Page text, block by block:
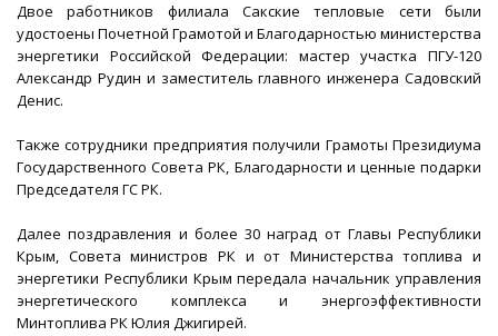
Двое работников филиала Сакские тепловые сети были
удостоены Почетной Грамотой и Благодарностью министерства
энергетики Российской Федерации: мастер участка ПГУ-120
Александр Рудин и заместитель главного инженера Садовский
Денис.
Также сотрудники предприятия получили Грамоты Президиума
Государственного Совета РК, Благодарности и ценные подарки
Председателя ГС РК.
Далее поздравления и более 30 наград от Главы Республики
Крым, Совета министров РК и от Министерства топлива и
энергетики Республики Крым передала начальник управления
энергетического комплекса и энергоэффективности
Минтоплива РК Юлия Джигирей.